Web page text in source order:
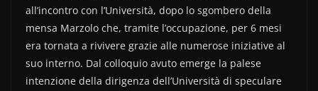
all’incontro con l’Università, dopo lo sgombero della
mensa Marzolo che, tramite l’occupazione, per 6 mesi
era tornata a rivivere grazie alle numerose iniziative al
suo interno. Dal colloquio avuto emerge la palese
intenzione della dirigenza dell’Università di speculare